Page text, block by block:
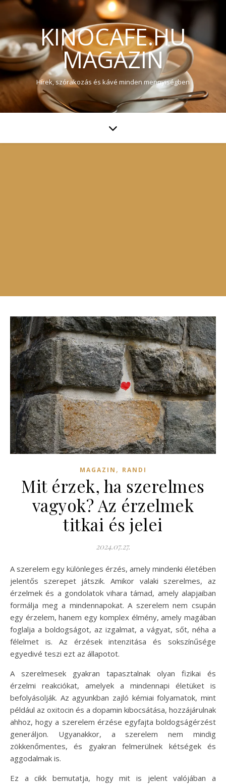
KINOCAFE.HU
MAGAZIN
Hírek, szórakozás és kávé minden mennyiségben
MAGAZIN , RANDI
Mit érzek, ha szerelmes
vagyok? Az érzelmek
titkai és jelei
2024.07.27.
A szerelem egy különleges érzés, amely mindenki életében
jelentős szerepet játszik. Amikor valaki szerelmes, az
érzelmek és a gondolatok vihara támad, amely alapjaiban
formálja meg a mindennapokat. A szerelem nem csupán
egy érzelem, hanem egy komplex élmény, amely magában
foglalja a boldogságot, az izgalmat, a vágyat, sőt, néha a
félelmet is. Az érzések intenzitása és sokszínűsége
egyedivé teszi ezt az állapotot.
A szerelmesek gyakran tapasztalnak olyan fizikai és
érzelmi reakciókat, amelyek a mindennapi életüket is
befolyásolják. Az agyunkban zajló kémiai folyamatok, mint
például az oxitocin és a dopamin kibocsátása, hozzájárulnak
ahhoz, hogy a szerelem érzése egyfajta boldogságérzést
generáljon. Ugyanakkor, a szerelem nem mindig
zökkenőmentes, és gyakran felmerülnek kétségek és
aggodalmak is.
Ez a cikk bemutatja, hogy mit is jelent valójában a